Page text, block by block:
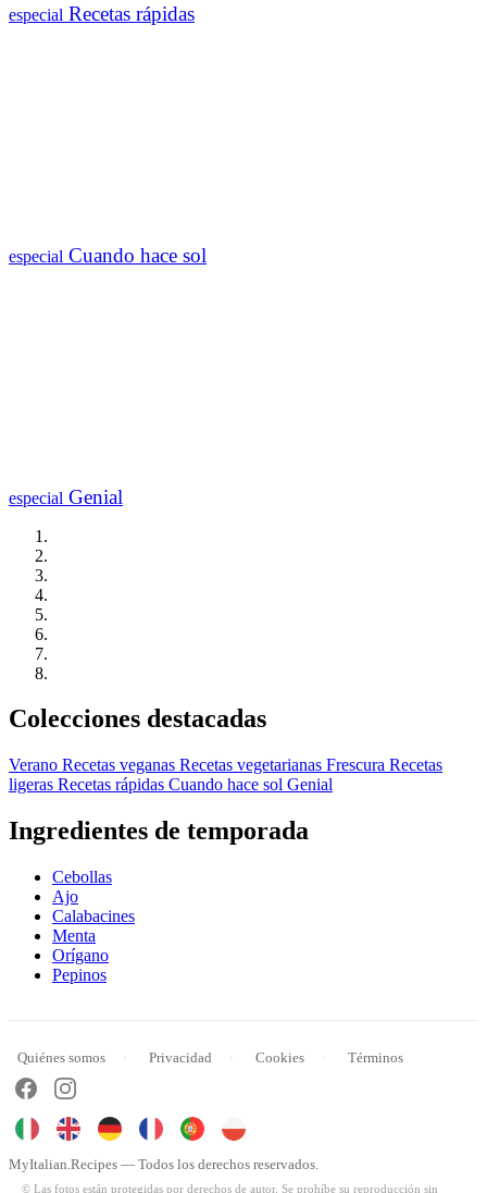
especial Recetas rápidas
especial Cuando hace sol
especial Genial
Colecciones destacadas
Verano Recetas veganas Recetas vegetarianas Frescura Recetas
ligeras Recetas rápidas Cuando hace sol Genial
Ingredientes de temporada
Cebollas
Ajo
Calabacines
Menta
Orígano
Pepinos
Quiénes somos Privacidad Cookies Términos
MyItalian.Recipes — Todos los derechos reservados.
© Las fotos están protegidas por derechos de autor. Se prohíbe su reproducción sin